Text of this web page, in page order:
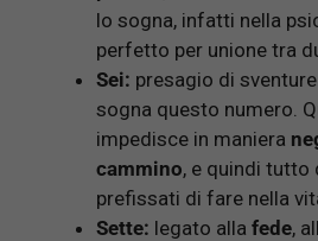
lo sogna, infatti nella
perfetto per unione tra
Sei: presagio di
sogna questo numero.
impedisce in maniera
cammino, e quindi tutto
prefissati di fare nella
Sette: legato alla fede,